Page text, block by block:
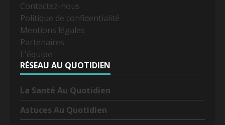
Contactez-nous
Politique de confidentialité
Mentions légales
Partenaires
L'équipe
RÉSEAU AU QUOTIDIEN
La Santé Au Quotidien
Astuces Au Quotidien